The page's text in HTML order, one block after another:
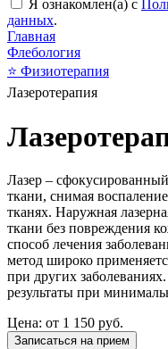
Я ознакомлен(а) с
данных.
Главная
Флебология
⭐ Физиотерапия
Лазеротерапия
Лазер –
ткани, снимая
тканях. Наружная
ткани без повреждения
способ лечения
метод широко
при других
результаты при
Цена: от 1 150 руб.
Записаться на прием